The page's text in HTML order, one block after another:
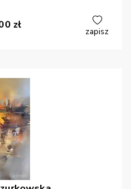
zł
zapisz